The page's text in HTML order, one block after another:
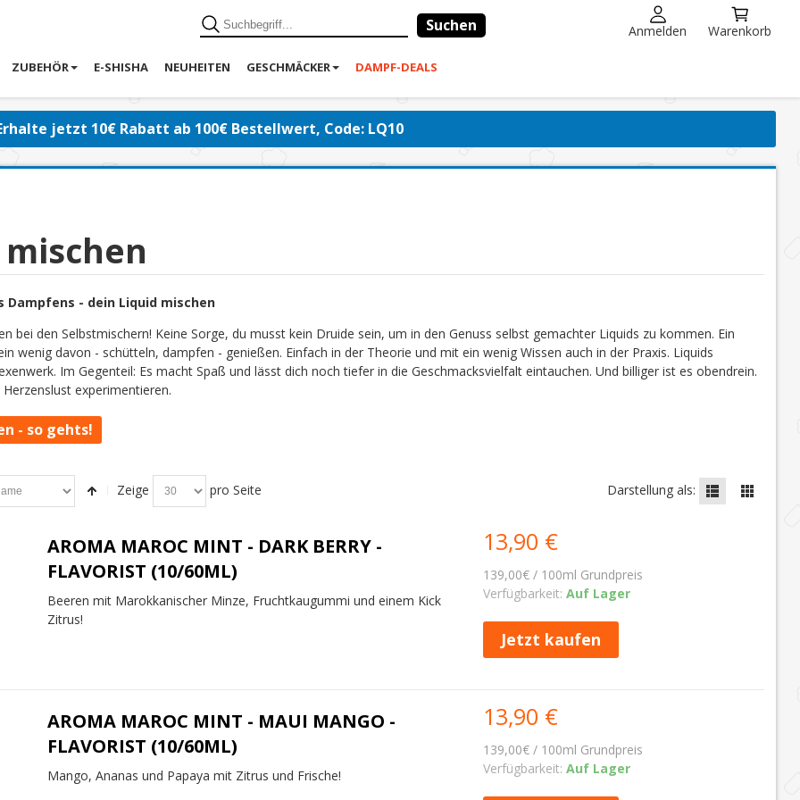
Suchen Anmelden Warenkorb
ZUBEHÖR E-SHISHA NEUHEITEN GESCHMÄCKER DAMPF-DEALS
jetzt 10€ Rabatt ab 100€ Bestellwert, Code: LQ10
Dampfens - dein Liquid mischen
bei den Selbstmischern! Keine Sorge, du musst kein Druide sein, um in den Genuss selbst gemachter Liquids zu kommen. Ein
wenig davon - schütteln, dampfen - genießen. Einfach in der Theorie und mit ein wenig Wissen auch in der Praxis. Liquids
Im Gegenteil: Es macht Spaß und lässt dich noch tiefer in die Geschmacksvielfalt eintauchen. Und billiger ist es obendrein.
experimentieren.
- so gehts!
Zeige pro Seite Darstellung als:
AROMA MAROC MINT - DARK BERRY -
FLAVORIST (10/60ML)
Beeren mit Marokkanischer Minze, Fruchtkaugummi und einem Kick
Zitrus!
13,90 €
139,00€ / 100ml Grundpreis
Verfügbarkeit: Auf Lager
Jetzt kaufen
AROMA MAROC MINT - MAUI MANGO -
FLAVORIST (10/60ML)
Mango, Ananas und Papaya mit Zitrus und Frische!
13,90 €
139,00€ / 100ml Grundpreis
Verfügbarkeit: Auf Lager